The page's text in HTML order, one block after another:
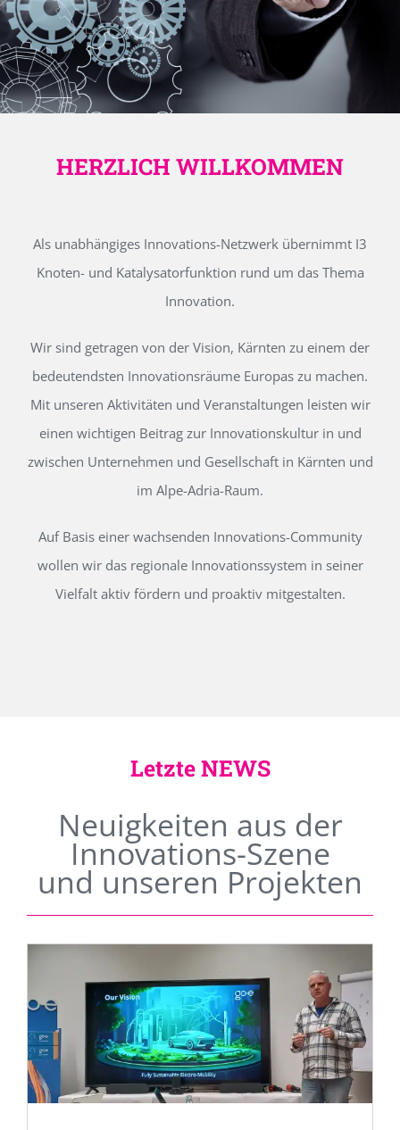
HERZLICH WILLKOMMEN
Als unabhängiges Innovations-Netzwerk übernimmt I3
Knoten- und Katalysatorfunktion rund um das Thema
Innovation.
Wir sind getragen von der Vision, Kärnten zu einem der
bedeutendsten Innovationsräume Europas zu machen.
Mit unseren Aktivitäten und Veranstaltungen leisten wir
einen wichtigen Beitrag zur Innovationskultur in und
zwischen Unternehmen und Gesellschaft in Kärnten und
im Alpe-Adria-Raum.
Auf Basis einer wachsenden Innovations-Community
wollen wir das regionale Innovationssystem in seiner
Vielfalt aktiv fördern und proaktiv mitgestalten.
Letzte NEWS
Neuigkeiten aus der
Innovations-Szene
und unseren Projekten